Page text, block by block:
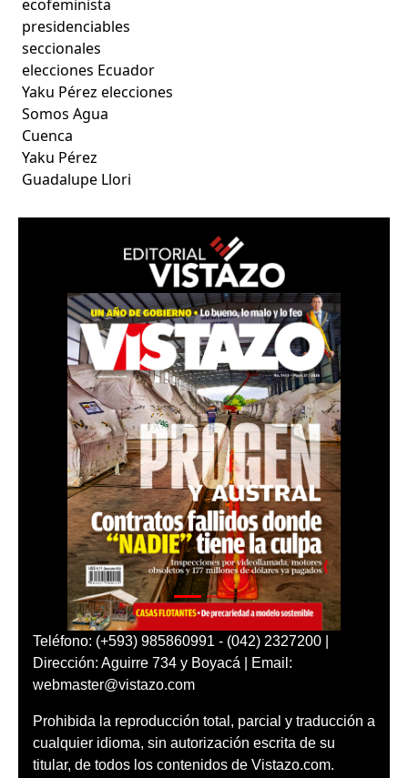
ecofeminista
presidenciables
seccionales
elecciones Ecuador
Yaku Pérez elecciones
Somos Agua
Cuenca
Yaku Pérez
Guadalupe Llori
Teléfono: (+593) 985860991 - (042) 2327200 |
Dirección: Aguirre 734 y Boyacá | Email:
webmaster@vistazo.com
Prohibida la reproducción total, parcial y traducción a
cualquier idioma, sin autorización escrita de su
titular, de todos los contenidos de Vistazo.com.